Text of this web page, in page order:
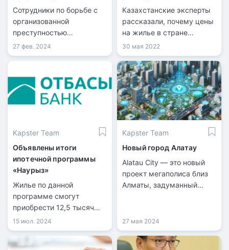
Сотрудники по борьбе с
организованной
преступностью
задержали жительницу
Павлодарского региона за
переоформление
недвижимости около трех
27 фев. 2024
казахстанские эксперты
Казахстанские эксперты
рассказали, почему цены
на жилье в стране
продолжают расти, при
том что продажи квартир
значительно упали,
передает корреспондент
Tengrinews.kz.
30 мая 2022
Kapster Team
Объявлены итоги
ипотечной программы
«Наурыз»
Жилье по данной
программе смогут
приобрести 12,5 тысяч
казахстанцев.
15 июл. 2024
Kapster Team
Новый город Алатау
Alatau City — это новый
проект мегаполиса близ
Алматы, задуманный
Сингапуром Центральной
Азии.
27 мая 2024